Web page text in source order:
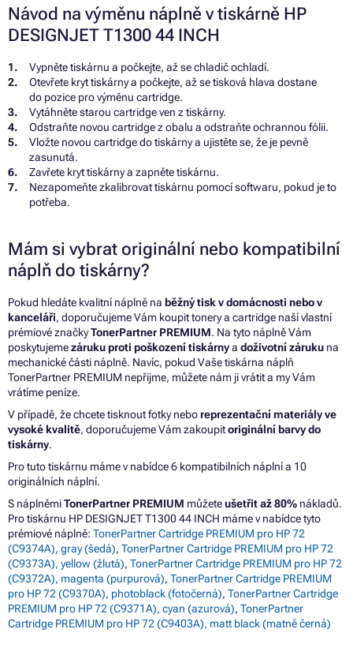
Návod na výměnu náplně v tiskárně HP
DESIGNJET T1300 44 INCH
Vypněte tiskárnu a počkejte, až se chladič ochladí.
Otevřete kryt tiskárny a počkejte, až se tisková hlava dostane
do pozice pro výměnu cartridge.
Vytáhněte starou cartridge ven z tiskárny.
Odstraňte novou cartridge z obalu a odstraňte ochrannou fólii.
Vložte novou cartridge do tiskárny a ujistěte se, že je pevně
zasunutá.
Zavřete kryt tiskárny a zapněte tiskárnu.
Nezapomeňte zkalibrovat tiskárnu pomocí softwaru, pokud je to
potřeba.
Mám si vybrat originální nebo kompatibilní
náplň do tiskárny?
Pokud hledáte kvalitní náplně na běžný tisk v domácnosti nebo v
kanceláři, doporučujeme Vám koupit tonery a cartridge naší vlastní
prémiové značkyTonerPartner PREMIUM. Na tyto náplně Vám
poskytujemezáruku proti poškození tiskárnya doživotní záruku na
mechanické části náplně. Navíc, pokud Vaše tiskárna náplň
TonerPartner PREMIUM nepřijme, můžete nám ji vrátit a my Vám
vrátíme peníze.
V případě, že chcete tisknout fotky neboreprezentační materiály ve
vysoké kvalitě, doporučujeme Vám zakoupitoriginální barvy do
tiskárny.
Pro tuto tiskárnu máme v nabídce 6 kompatibilních náplní a 10
originálních náplní.
S náplněmiTonerPartner PREMIUM můžeteušetřit až 80% nákladů.
Pro tiskárnu HP DESIGNJET T1300 44 INCH máme v nabídce tyto
prémiové náplně: TonerPartner Cartridge PREMIUM pro HP 72
(C9374A), gray (šedá), TonerPartner Cartridge PREMIUM pro HP 72
(C9373A), yellow (žlutá), TonerPartner Cartridge PREMIUM pro HP 72
(C9372A), magenta (purpurová), TonerPartner Cartridge PREMIUM
pro HP 72 (C9370A), photoblack (fotočerná), TonerPartner Cartridge
PREMIUM pro HP 72 (C9371A), cyan (azurová), TonerPartner
Cartridge PREMIUM pro HP 72 (C9403A), matt black (matně černá)